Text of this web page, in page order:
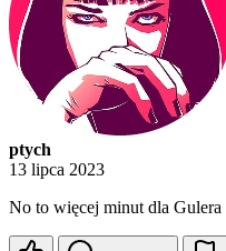
ptych
13 lipca 2023
No to więcej minut dla Gulera